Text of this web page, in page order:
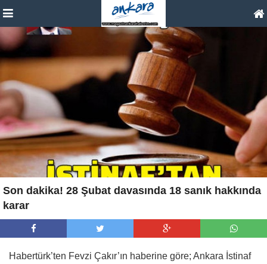
Son dakika! 28 Şubat davasında 18 sanık hakkında
karar
Habertürk’ten Fevzi Çakır’ın haberine göre; Ankara İstinaf